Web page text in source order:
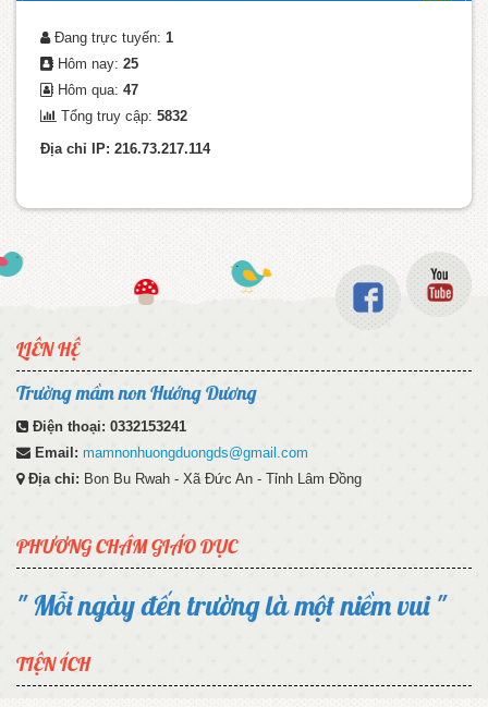
Đang trực tuyến: 1
Hôm nay: 25
Hôm qua: 47
Tổng truy cập: 5832
Địa chỉ IP: 216.73.217.114
LIÊN HỆ
Trường mầm non Hướng Dương
Điện thoại: 0332153241
Email: mamnonhuongduongds@gmail.com
Địa chỉ: Bon Bu Rwah - Xã Đức An - Tỉnh Lâm Đồng
PHƯƠNG CHÂM GIÁO DỤC
" Mỗi ngày đến trường là một niềm vui "
TIỆN ÍCH